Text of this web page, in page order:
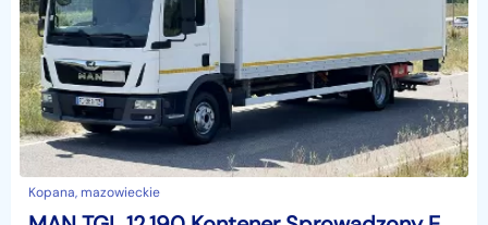
Kopana, mazowieckie